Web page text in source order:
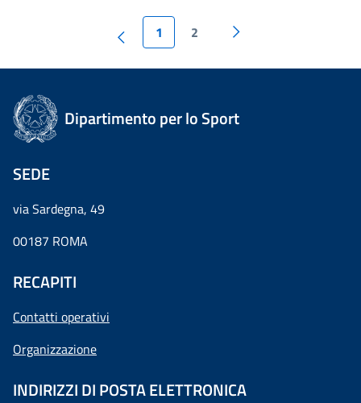
1 2
Dipartimento per lo Sport
SEDE
via Sardegna, 49
00187 ROMA
RECAPITI
Contatti operativi
Organizzazione
INDIRIZZI DI POSTA ELETTRONICA